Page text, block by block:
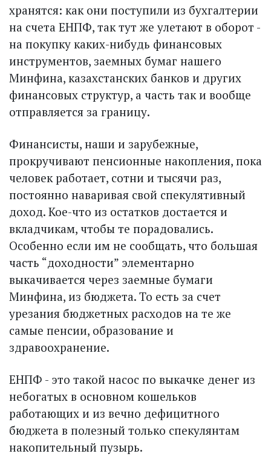
хранятся: как они поступили из бухгалтерии
на счета ЕНПФ, так тут же улетают в оборот -
на покупку каких-нибудь финансовых
инструментов, заемных бумаг нашего
Минфина, казахстанских банков и других
финансовых структур, а часть так и вообще
отправляется за границу.
Финансисты, наши и зарубежные,
прокручивают пенсионные накопления, пока
человек работает, сотни и тысячи раз,
постоянно наваривая свой спекулятивный
доход. Кое-что из остатков достается и
вкладчикам, чтобы те порадовались.
Особенно если им не сообщать, что большая
часть “доходности” элементарно
выкачивается через заемные бумаги
Минфина, из бюджета. То есть за счет
урезания бюджетных расходов на те же
самые пенсии, образование и
здравоохранение.
ЕНПФ - это такой насос по выкачке денег из
небогатых в основном кошельков
работающих и из вечно дефицитного
бюджета в полезный только спекулянтам
накопительный пузырь.